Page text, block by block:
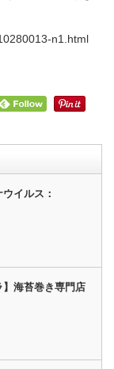
n1.html
イルス：
海苔巻き専門店